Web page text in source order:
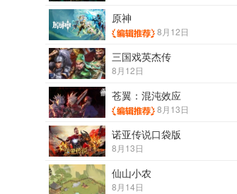
原神
8月12日
三国戏英杰传
8月12日
苍翼：混沌效应
8月13日
诺亚传说口袋版
8月13日
仙山小农
8月14日